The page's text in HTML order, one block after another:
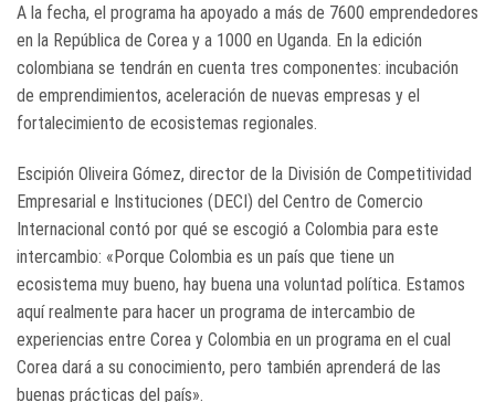
A la fecha, el programa ha apoyado a más de 7600 emprendedores
en la República de Corea y a 1000 en Uganda. En la edición
colombiana se tendrán en cuenta tres componentes: incubación
de emprendimientos, aceleración de nuevas empresas y el
fortalecimiento de ecosistemas regionales.
Escipión Oliveira Gómez, director de la División de Competitividad
Empresarial e Instituciones (DECI) del Centro de Comercio
Internacional contó por qué se escogió a Colombia para este
intercambio: «Porque Colombia es un país que tiene un
ecosistema muy bueno, hay buena una voluntad política. Estamos
aquí realmente para hacer un programa de intercambio de
experiencias entre Corea y Colombia en un programa en el cual
Corea dará a su conocimiento, pero también aprenderá de las
buenas prácticas del país».